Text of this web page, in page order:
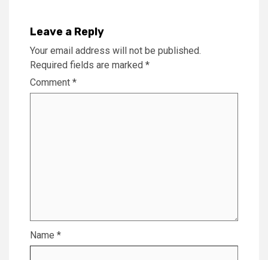
Leave a Reply
Your email address will not be published.
Required fields are marked *
Comment *
Name *